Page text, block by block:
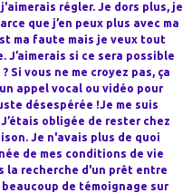
régler. Je dors plus, je
que j’en peux plus avec ma
ma faute mais je veux tout
J’aimerais si ce sera possible
Si vous ne me croyez pas, ça
appel vocal ou vidéo pour
désespérée !Je me suis
obligée de rester chez
Je n'avais plus de quoi
de mes conditions de vie
la recherche d'un prêt entre
de témoignage sur